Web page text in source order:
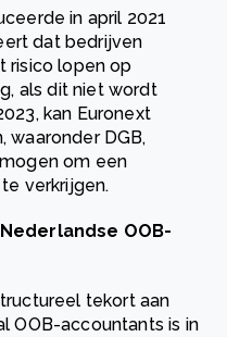
in april 2021
dat bedrijven
risico lopen op
als dit niet wordt
kan Euronext
waaronder DGB,
om een
verkrijgen.
OOB-
tekort aan
OOB-accountants is in